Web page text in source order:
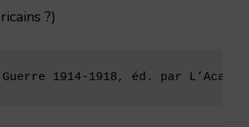
?)
1914-1918, éd. par